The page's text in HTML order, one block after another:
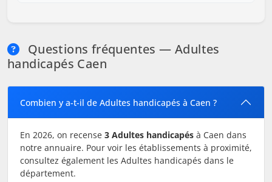
Questions fréquentes — Adultes
handicapés Caen
Combien y a-t-il de Adultes handicapés à Caen ?
En 2026, on recense 3 Adultes handicapés à Caen dans
notre annuaire. Pour voir les établissements à proximité,
consultez également les Adultes handicapés dans le
département.